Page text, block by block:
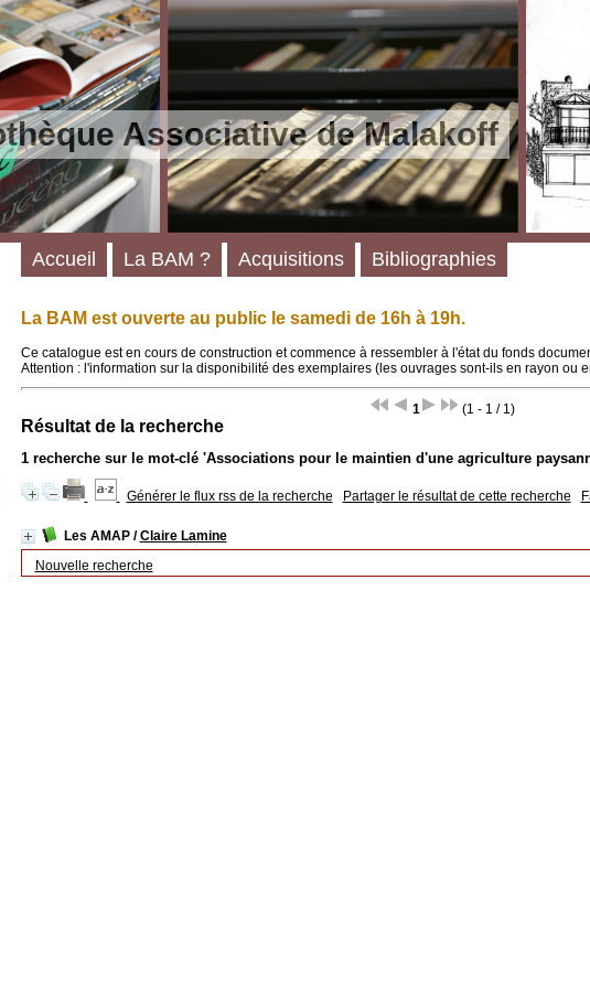
Associative de Malakoff
La BAM est ouverte au public le samedi de 16h à 19h.
Ce catalogue est en cours de construction et commence à ressembler à l'état du fonds
Attention : l'information sur la disponibilité des exemplaires (les ouvrages sont-ils en rayon ou
1 (1 - 1 / 1)
Résultat de la recherche
1recherche sur le mot-clé 'Associations pour le maintien d'une agriculture
Générer le flux rss de la recherche Partager le résultat de cette recherche
Les AMAP/Claire Lamine
Nouvelle recherche
Accueil La BAM ? Acquisitions Bibliographies